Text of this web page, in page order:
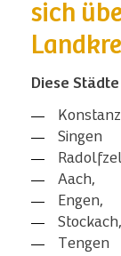
sich
Diese Städte
Konstanz
Singen
Aach,
Engen,
Stockach,
Tengen